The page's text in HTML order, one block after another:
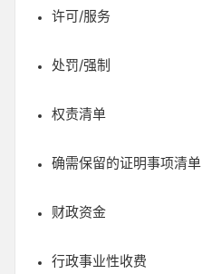
许可/服务
处罚/强制
权责清单
确需保留的证明事项清单
财政资金
行政事业性收费